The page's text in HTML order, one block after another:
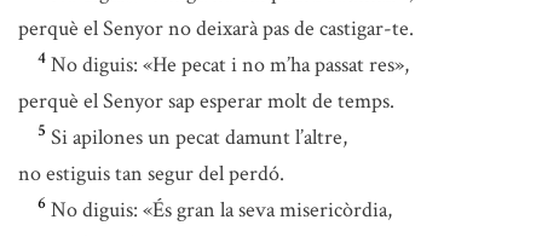
perquè el Senyor no deixarà pas de castigar-te.
4 No diguis: «He pecat i no m’ha passat res»,
perquè el Senyor sap esperar molt de temps.
5 Si apilones un pecat damunt l’altre,
no estiguis tan segur del perdó.
6 No diguis: «És gran la seva misericòrdia,